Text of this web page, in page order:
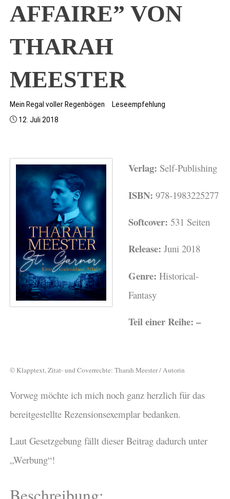
AFFAIRE” VON
THARAH
MEESTER
Mein Regal voller Regenbögen
Leseempfehlung
12. Juli 2018
Verlag: Self-Publishing
ISBN: 978-1983225277
Softcover: 531 Seiten
Release: Juni 2018
Genre:Historical-
Fantasy
Teil einer Reihe: –
© Klapptext, Zitat- und Coverrechte: Tharah Meester / Autorin
Vorweg möchte ich mich noch ganz herzlich für das
bereitgestellte Rezensionsexemplar bedanken.
Laut Gesetzgebung fällt dieser Beitrag dadurch unter
„Werbung“!